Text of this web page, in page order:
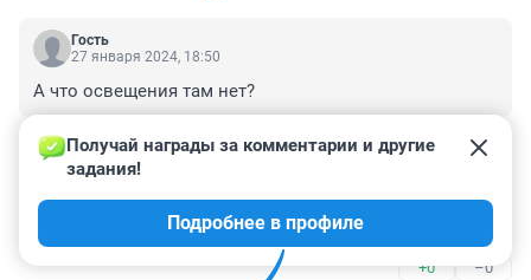
Гость
27 января 2024, 18:50
А что освещения там нет?
–0
Гость
Близко, да...Ещё минимум 3 месяца.
+0 –0
Получай награды за комментарии и другие
задания!
Подробнее в профиле